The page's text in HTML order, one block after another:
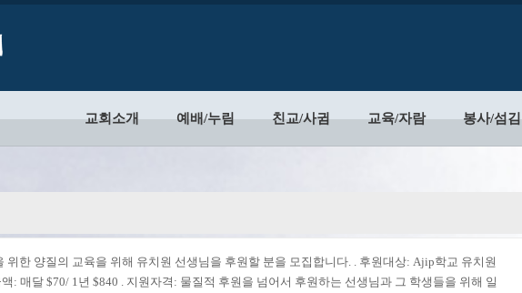
교회소개 예배/누림 친교/사귐 교육/자람 봉사/섬김
위한 양질의 교육을 위해 유치원 선생님을 후원할 분을 모집합니다. . 후원대상: Ajip학교 유치원
: 매달 $70/ 1년 $840 . 지원자격: 물질적 후원을 넘어서 후원하는 선생님과 그 학생들을 위해 일